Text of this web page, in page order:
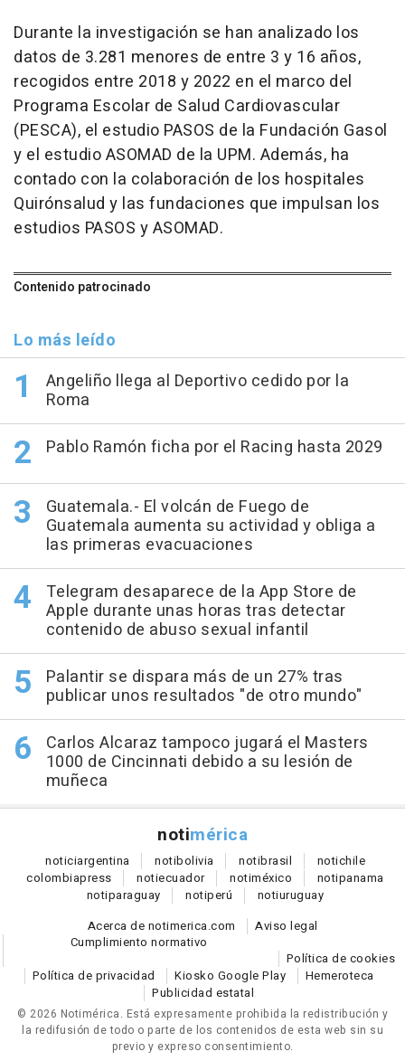
Durante la investigación se han analizado los
datos de 3.281 menores de entre 3 y 16 años,
recogidos entre 2018 y 2022 en el marco del
Programa Escolar de Salud Cardiovascular
(PESCA), el estudio PASOS de la Fundación Gasol
y el estudio ASOMAD de la UPM. Además, ha
contado con la colaboración de los hospitales
Quirónsalud y las fundaciones que impulsan los
estudios PASOS y ASOMAD.
Contenido patrocinado
Lo más leído
Angeliño llega al Deportivo cedido por la
Roma
Pablo Ramón ficha por el Racing hasta 2029
Guatemala.- El volcán de Fuego de
Guatemala aumenta su actividad y obliga a
las primeras evacuaciones
Telegram desaparece de la App Store de
Apple durante unas horas tras detectar
contenido de abuso sexual infantil
Palantir se dispara más de un 27% tras
publicar unos resultados "de otro mundo"
Carlos Alcaraz tampoco jugará el Masters
1000 de Cincinnati debido a su lesión de
muñeca
notimérica
noticiargentina notibolivia notibrasil notichile
colombiapress notiecuador notiméxico notipanama
notiparaguay notiperú notiuruguay
Acerca de notimerica.com
Aviso legal
Cumplimiento normativo
Política de cookies
Política de privacidad
Kiosko Google Play
Hemeroteca
Publicidad estatal
© 2026 Notimérica. Está expresamente prohibida la redistribución y
la redifusión de todo o parte de los contenidos de esta web sin su
previo y expreso consentimiento.